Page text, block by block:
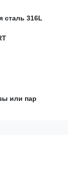
сталь 316L
или пар